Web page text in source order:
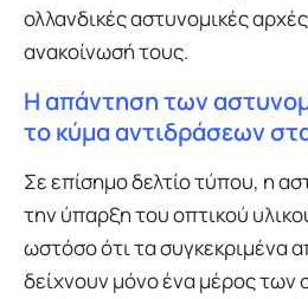
ολλανδικές αστυνομικές
ανακοίνωσή τους.
Η απάντηση των
το κύμα αντιδράσεων
Σε επίσημο δελτίο τύπου, η
την ύπαρξη του οπτικού
ωστόσο ότι τα συγκεκριμένα
δείχνουν μόνο ένα μέρος των